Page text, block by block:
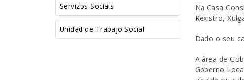
Servizos Sociais
Unidad de Trabajo Social
Na Casa
Rexistro,
Dado o seu
A área de
Goberno